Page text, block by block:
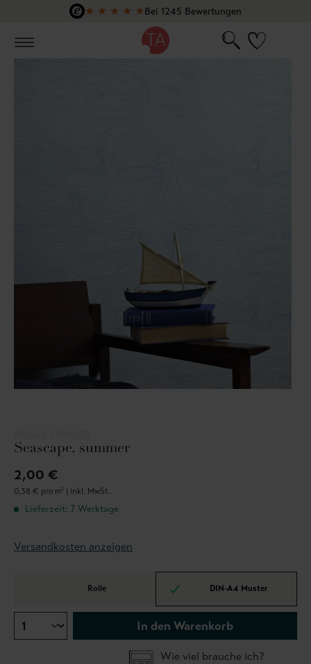
Zum Hauptinhalt springen
★ ★ ★ ★ ★Bei 1245 Bewertungen
Seascape, summer
2,00 €
0,38 € pro m² | inkl. MwSt.
Lieferzeit: 7 Werktage
Versandkosten anzeigen
Rolle DIN-A4 Muster
In den Warenkorb
Wie viel brauche ich?